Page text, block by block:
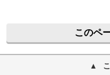
このペ